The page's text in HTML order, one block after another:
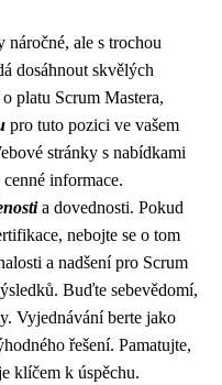
ale s trochou
dosáhnout skvělých
platu Scrum Mastera,
pro tuto pozici ve vašem
stránky s nabídkami
informace.
a dovednosti. Pokud
nebojte se o tom
a nadšení pro Scrum
Buďte sebevědomí,
Vyjednávání berte jako
řešení. Pamatujte,
klíčem k úspěchu.